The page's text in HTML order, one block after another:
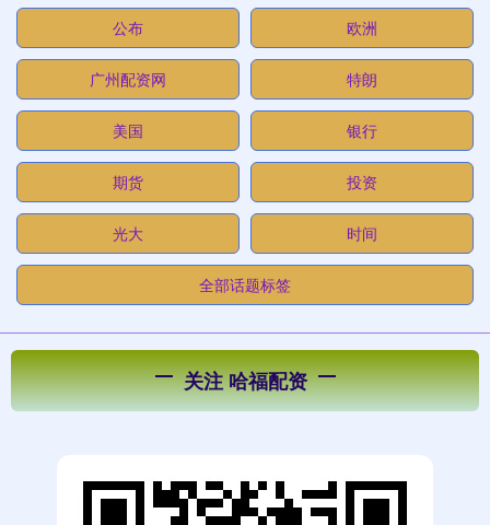
公布 欧洲
广州配资网 特朗
美国 银行
期货 投资
光大 时间
全部话题标签
关注 哈福配资